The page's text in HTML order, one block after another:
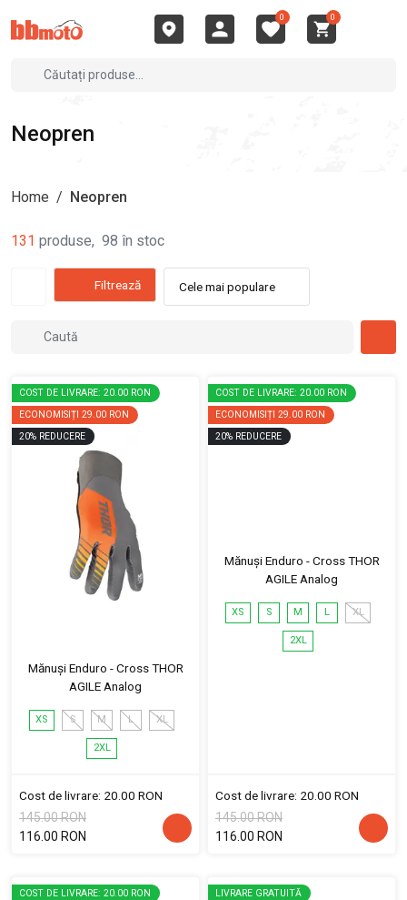
0 0
Neopren
Home / Neopren
131 produse, 98 în stoc
Filtrează Cele mai populare
COST DE LIVRARE: 20.00 RON
ECONOMISIȚI 29.00 RON
20% REDUCERE
Mănuși Enduro - Cross THOR
AGILE Analog
XS S M L XL
2XL
Cost de livrare: 20.00 RON
145.00 RON
116.00 RON
COST DE LIVRARE: 20.00 RON
ECONOMISIȚI 29.00 RON
20% REDUCERE
Mănuși Enduro - Cross THOR
AGILE Analog
XS S M L XL
2XL
Cost de livrare: 20.00 RON
145.00 RON
116.00 RON
COST DE LIVRARE: 20.00 RON
LIVRARE GRATUITĂ